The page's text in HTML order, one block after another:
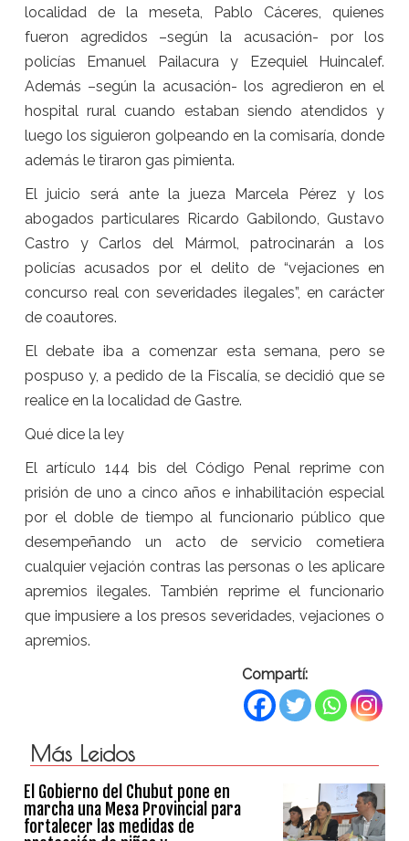
localidad de la meseta, Pablo Cáceres, quienes
fueron agredidos –según la acusación- por los
policías Emanuel Pailacura y Ezequiel Huincalef.
Además –según la acusación- los agredieron en el
hospital rural cuando estaban siendo atendidos y
luego los siguieron golpeando en la comisaría, donde
además le tiraron gas pimienta.
El juicio será ante la jueza Marcela Pérez y los
abogados particulares Ricardo Gabilondo, Gustavo
Castro y Carlos del Mármol, patrocinarán a los
policías acusados por el delito de “vejaciones en
concurso real con severidades ilegales”, en carácter
de coautores.
El debate iba a comenzar esta semana, pero se
pospuso y, a pedido de la Fiscalía, se decidió que se
realice en la localidad de Gastre.
Qué dice la ley
El artículo 144 bis del Código Penal reprime con
prisión de uno a cinco años e inhabilitación especial
por el doble de tiempo al funcionario público que
desempeñando un acto de servicio cometiera
cualquier vejación contras las personas o les aplicare
apremios ilegales. También reprime el funcionario
que impusiere a los presos severidades, vejaciones o
apremios.
Compartí:
Más Leidos
El Gobierno del Chubut pone en
marcha una Mesa Provincial para
fortalecer las medidas de